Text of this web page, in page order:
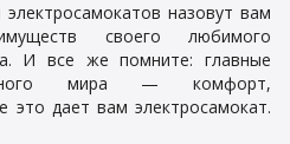
назовут вам
своего любимого
И все же помните: главные
мира — комфорт,
это дает вам электросамокат.